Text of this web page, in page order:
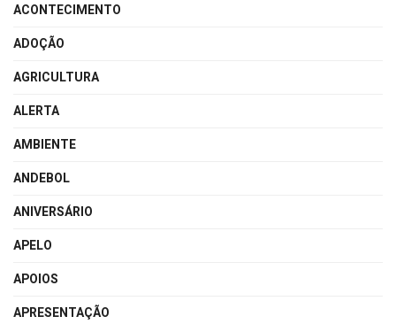
ACONTECIMENTO
ADOÇÃO
AGRICULTURA
ALERTA
AMBIENTE
ANDEBOL
ANIVERSÁRIO
APELO
APOIOS
APRESENTAÇÃO